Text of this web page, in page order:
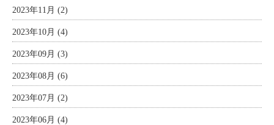
2023年11月 (2)
2023年10月 (4)
2023年09月 (3)
2023年08月 (6)
2023年07月 (2)
2023年06月 (4)